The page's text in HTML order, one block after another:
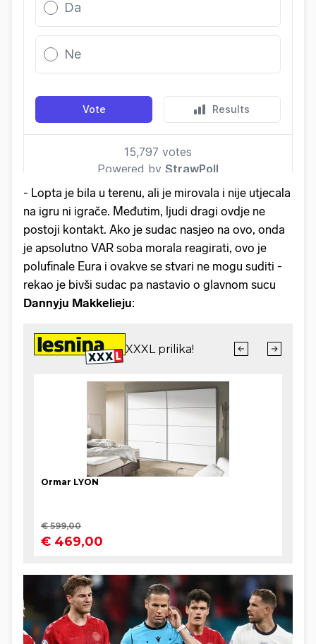
- Lopta je bila u terenu, ali je mirovala i nije utjecala
na igru ni igrače. Međutim, ljudi dragi ovdje ne
postoji kontakt. Ako je sudac nasjeo na ovo, onda
je apsolutno VAR soba morala reagirati, ovo je
polufinale Eura i ovakve se stvari ne mogu suditi -
rekao je bivši sudac pa nastavio o glavnom sucu
Dannyju Makkelieju: